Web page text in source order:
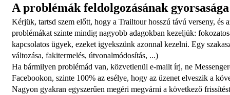
A problémák feldolgozásának gyorsasága
Kérjük, tartsd szem előtt, hogy a Trailtour hosszú távú verseny,
problémákat szinte mindig nagyobb adagokban kezeljük:
kapcsolatos ügyek, ezeket igyekszünk azonnal kezelni. Egy
változása, fakitermelés, útvonalmódosítás, ...)
Ha bármilyen problémád van, közvetlenül e-mailt írj, ne
Facebookon, szinte 100% az esélye, hogy az üzenet elveszik a
Nagyon gyakran egyszerűen megéri megvárni a következő